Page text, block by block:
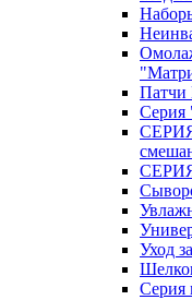
Патчи
Серия
Уход
Серия